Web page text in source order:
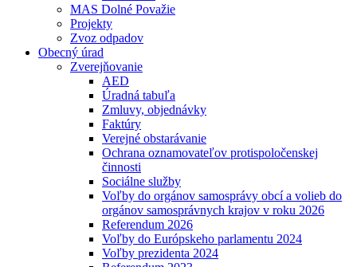
MAS Dolné Považie
Projekty
Zvoz odpadov
Obecný úrad
Zverejňovanie
AED
Úradná tabuľa
Zmluvy, objednávky
Faktúry
Verejné obstarávanie
Ochrana oznamovateľov protispoločenskej
činnosti
Sociálne služby
Voľby do orgánov samosprávy obcí a volieb do
orgánov samosprávnych krajov v roku 2026
Referendum 2026
Voľby do Európskeho parlamentu 2024
Voľby prezidenta 2024